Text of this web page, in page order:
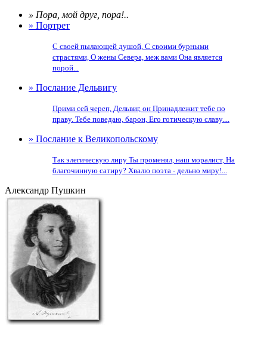
» Пора, мой друг, пора!..
» Портрет
С своей пылающей душой, С своими бурными
страстями, О жены Севера, меж вами Она является
порой...
» Послание Дельвигу
Прими сей череп, Дельвиг, он Принадлежит тебе по
праву. Тебе поведаю, барон, Его готическую славу....
» Послание к Великопольскому
Так элегическую лиру Ты променял, наш моралист, На
благочинную сатиру? Хвалю поэта - дельно миру!...
Александр Пушкин